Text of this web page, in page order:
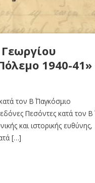
1940-41»
τον Β΄ Παγκόσμιο
Πεσόντες κατά τον Β΄
και ιστορικής ευθύνης,
[…]